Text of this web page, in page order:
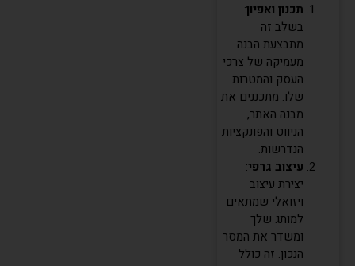
תכנון ואפיון:
בשלב זה
מתבצעת הבנה
מעמיקה של צרכי
העסק והמטרות
שלו. מתכננים את
מבנה האתר,
הניווט והפונקציות
הנדרשות.
עיצוב גרפי:
יצירת עיצוב
ויזואלי שמתאים
למותג שלך
ומשדר את המסר
הנכון. זה כולל